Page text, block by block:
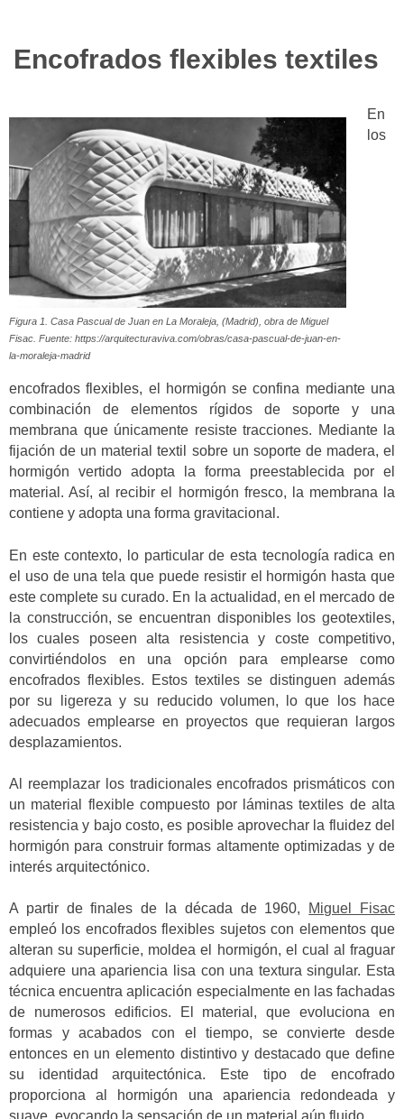
Encofrados flexibles textiles
Figura 1. Casa Pascual de Juan en La Moraleja, (Madrid), obra de Miguel
Fisac. Fuente: https://arquitecturaviva.com/obras/casa-pascual-de-juan-en-
la-moraleja-madrid
En
los
encofrados flexibles, el hormigón se confina mediante una
combinación de elementos rígidos de soporte y una
membrana que únicamente resiste tracciones. Mediante la
fijación de un material textil sobre un soporte de madera, el
hormigón vertido adopta la forma preestablecida por el
material. Así, al recibir el hormigón fresco, la membrana la
contiene y adopta una forma gravitacional.
En este contexto, lo particular de esta tecnología radica en
el uso de una tela que puede resistir el hormigón hasta que
este complete su curado. En la actualidad, en el mercado de
la construcción, se encuentran disponibles los geotextiles,
los cuales poseen alta resistencia y coste competitivo,
convirtiéndolos en una opción para emplearse como
encofrados flexibles. Estos textiles se distinguen además
por su ligereza y su reducido volumen, lo que los hace
adecuados emplearse en proyectos que requieran largos
desplazamientos.
Al reemplazar los tradicionales encofrados prismáticos con
un material flexible compuesto por láminas textiles de alta
resistencia y bajo costo, es posible aprovechar la fluidez del
hormigón para construir formas altamente optimizadas y de
interés arquitectónico.
A partir de finales de la década de 1960,
Miguel Fisac
empleó los encofrados flexibles sujetos con elementos que
alteran su superficie, moldea el hormigón, el cual al fraguar
adquiere una apariencia lisa con una textura singular. Esta
técnica encuentra aplicación especialmente en las fachadas
de numerosos edificios. El material, que evoluciona en
formas y acabados con el tiempo, se convierte desde
entonces en un elemento distintivo y destacado que define
su identidad arquitectónica. Este tipo de encofrado
proporciona al hormigón una apariencia redondeada y